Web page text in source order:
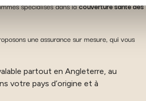
spécialisés dans lacouverture santé des
une assurance sur mesure, qui vous
partout en Angleterre, au
votre pays d’origine et à